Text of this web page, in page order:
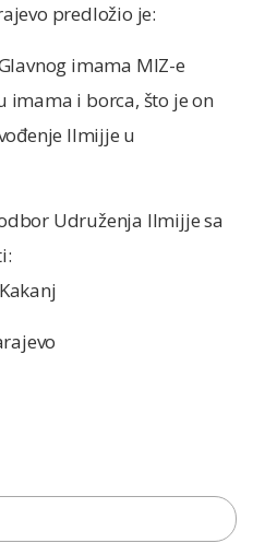
predložio je:
Glavnog imama MIZ-e
imama i borca, što je on
Ilmijje u
Udruženja Ilmijje sa